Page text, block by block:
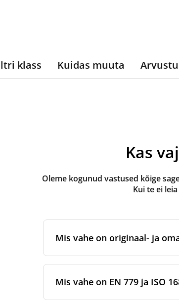
klass Kuidas muuta
Kas
Oleme kogunud vastused kõige
Kui te ei
Mis vahe on originaal- ja
sertifitseeritud tootmispartnerite
pakendamisstandarditele.
Mis vahe on EN 779 ja ISO